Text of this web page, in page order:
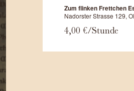
Zum flinken Frettchen
Nadorster Strasse 129,
4,00 €/Stunde